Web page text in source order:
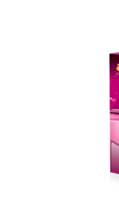
hvězdiček.